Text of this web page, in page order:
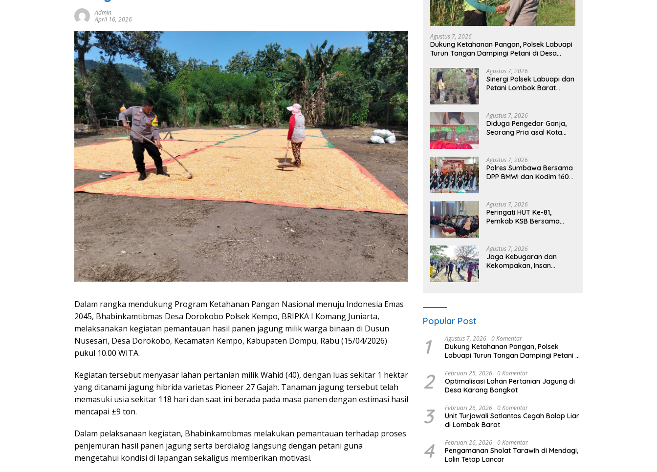
Admin
April 16, 2026
Dalam rangka mendukung Program Ketahanan Pangan Nasional menuju Indonesia Emas
2045, Bhabinkamtibmas Desa Dorokobo Polsek Kempo, BRIPKA I Komang Juniarta,
melaksanakan kegiatan pemantauan hasil panen jagung milik warga binaan di Dusun
Nusesari, Desa Dorokobo, Kecamatan Kempo, Kabupaten Dompu, Rabu (15/04/2026)
pukul 10.00 WITA.
Kegiatan tersebut menyasar lahan pertanian milik Wahid (40), dengan luas sekitar 1 hektar
yang ditanami jagung hibrida varietas Pioneer 27 Gajah. Tanaman jagung tersebut telah
memasuki usia sekitar 118 hari dan saat ini berada pada masa panen dengan estimasi hasil
mencapai ±9 ton.
Dalam pelaksanaan kegiatan, Bhabinkamtibmas melakukan pemantauan terhadap proses
penjemuran hasil panen jagung serta berdialog langsung dengan petani guna
mengetahui kondisi di lapangan sekaligus memberikan motivasi.
Agustus 7, 2026
Dukung Ketahanan Pangan, Polsek Labuapi
Turun Tangan Dampingi Petani di Desa
Agustus 7, 2026
Sinergi Polsek Labuapi dan
Petani Lombok Barat
Agustus 7, 2026
Diduga Pengedar Ganja,
Seorang Pria asal Kota
Agustus 7, 2026
Polres Sumbawa Bersama
DPP BMWI dan Kodim 1607
Hidayatullah
Agustus 7, 2026
Peringati HUT Ke-81,
Pemkab KSB Bersama
Hari Pertama Kehidupan”
Agustus 7, 2026
Jaga Kebugaran dan
Kekompakan, Insan
Popular Post
1 Agustus 7, 2026 0 Komentar
Dukung Ketahanan Pangan, Polsek
Labuapi Turun Tangan Dampingi Petani di
2 Februari 25, 2026 0 Komentar
Optimalisasi Lahan Pertanian Jagung di
Desa Karang Bongkot
3 Februari 26, 2026 0 Komentar
Unit Turjawali Satlantas Cegah Balap Liar
di Lombok Barat
4 Februari 26, 2026 0 Komentar
Pengamanan Sholat Tarawih di Mendagi,
Lalin Tetap Lancar